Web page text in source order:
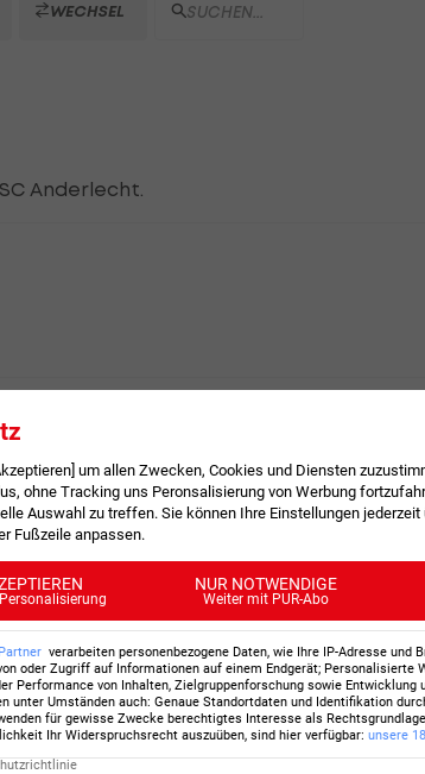
WECHSEL
Anderlecht.
für Anderlecht.
Hälfte.
um allen Zwecken, Cookies und Diensten
ohne Tracking uns Peronsalisierung von Werbung
Auswahl zu treffen. Sie können Ihre Einstellungen
Fußzeile anpassen.
NUR NOTWENDIGE
Weiter mit PUR-Abo
Partner verarbeiten personenbezogene Daten, wie Ihre IP-Adresse und
oder Zugriff auf Informationen auf einem Endgerät; Personalisierte
Performance von Inhalten, Zielgruppenforschung sowie Entwicklung
unter Umständen auch: Genaue Standortdaten und Identifikation
für gewisse Zwecke berechtigtes Interesse als
Ihr Widerspruchsrecht auszuüben, sind hier verfügbar: unsere